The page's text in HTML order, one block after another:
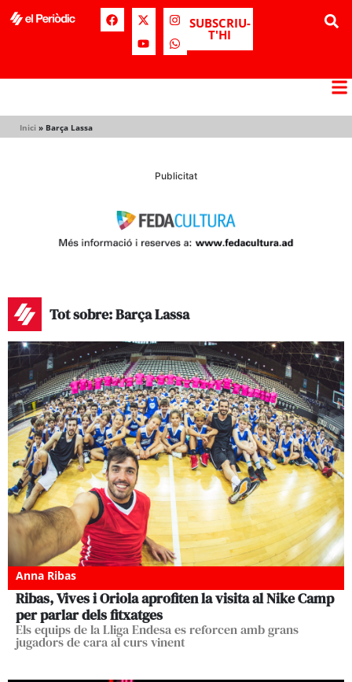
SUBSCRIU-
T'HI
Inici » Barça Lassa
Publicitat
Tot sobre: Barça Lassa
Anna Ribas
Ribas, Vives i Oriola aprofiten la visita al Nike Camp
per parlar dels fitxatges
Els equips de la Lliga Endesa es reforcen amb grans
jugadors de cara al curs vinent